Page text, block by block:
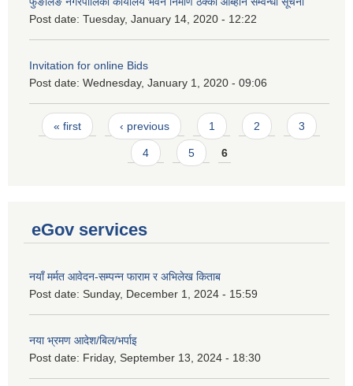
Post date: Tuesday, January 14, 2020 - 12:22
Invitation for online Bids
Post date: Wednesday, January 1, 2020 - 09:06
Pages
« first ‹ previous 1 2 3
4 5 6
eGov services
नयाँ मर्मत आवेदन-सम्पन्न फाराम र अभिलेख किताब
Post date: Sunday, December 1, 2024 - 15:59
नया भ्रमण आदेश/बिल/भर्पाइ
Post date: Friday, September 13, 2024 - 18:30